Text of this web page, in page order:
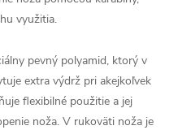
využitia.
pevný polyamid, ktorý v
extra výdrž pri akejkoľvek
flexibilné použitie a jej
noža. V rukoväti noža je